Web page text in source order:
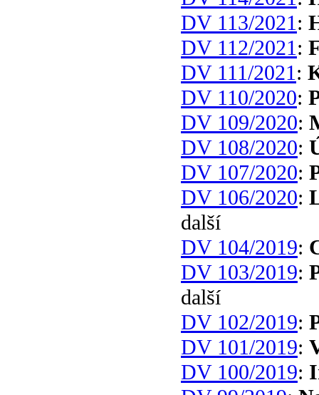
DV 113/2021:
DV 112/2021:
DV 111/2021:
DV 110/2020:
DV 109/2020:
DV 108/2020:
DV 107/2020:
DV 106/2020:
další
DV 104/2019:
DV 103/2019:
další
DV 102/2019:
DV 101/2019:
DV 100/2019: